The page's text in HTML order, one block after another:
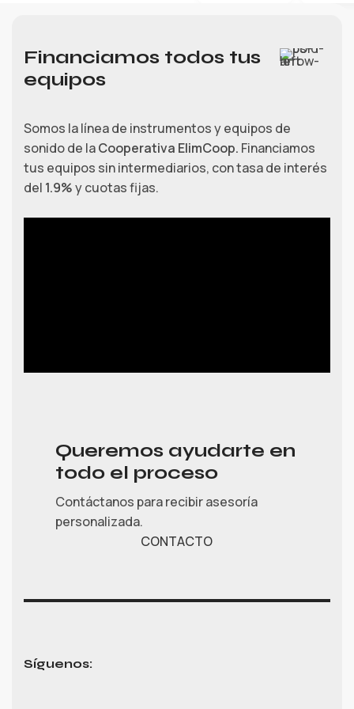
Financiamos todos tus
equipos
Somos la línea de instrumentos y equipos de
sonido de laCooperativa ElimCoop. Financiamos
tus equipos sin intermediarios, con tasa de interés
del 1.9%y cuotas fijas.
Queremos ayudarte en
todo el proceso
Contáctanos para recibir asesoría
personalizada.
CONTACTO
Síguenos: